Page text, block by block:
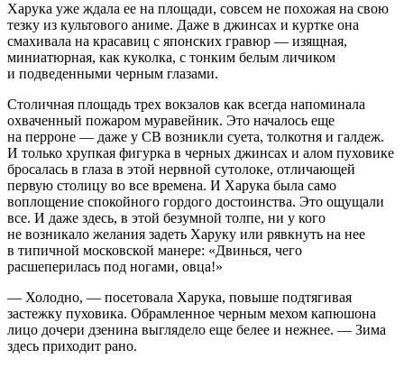
Харука уже ждала ее на площади, совсем не похожая на свою
тезку из культового аниме. Даже в джинсах и куртке она
смахивала на красавиц с японских гравюр — изящная,
миниатюрная, как куколка, с тонким белым личиком
и подведенными черным глазами.
Столичная площадь трех вокзалов как всегда напоминала
охваченный пожаром муравейник. Это началось еще
на перроне — даже у СВ возникли суета, толкотня и галдеж.
И только хрупкая фигурка в черных джинсах и алом пуховике
бросалась в глаза в этой нервной сутолоке, отличающей
первую столицу во все времена. И Харука была само
воплощение спокойного гордого достоинства. Это ощущали
все. И даже здесь, в этой безумной толпе, ни у кого
не возникало желания задеть Харуку или рявкнуть на нее
в типичной московской манере: «Двинься, чего
расшеперилась под ногами, овца!»
— Холодно, — посетовала Харука, повыше подтягивая
застежку пуховика. Обрамленное черным мехом капюшона
лицо дочери дзенина выглядело еще белее и нежнее. — Зима
здесь приходит рано.